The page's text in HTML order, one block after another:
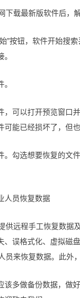
下载最新版软件后，
”按钮，软件开始搜
，可以打开预览窗口
可能已经损坏了，但
。勾选想要恢复的文
人员恢复数据
供远程手工恢复数据
、误格式化、虚拟磁
员来恢复数据。此外
该多做备份数据，做